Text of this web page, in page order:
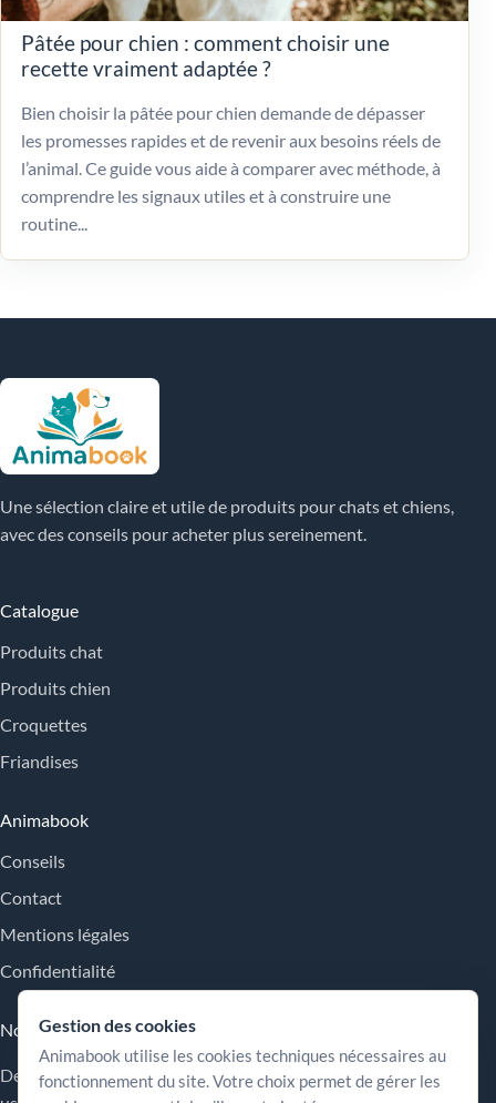
Pâtée pour chien : comment choisir une
recette vraiment adaptée ?
Bien choisir la pâtée pour chien demande de dépasser
les promesses rapides et de revenir aux besoins réels de
l’animal. Ce guide vous aide à comparer avec méthode, à
comprendre les signaux utiles et à construire une
routine...
Une sélection claire et utile de produits pour chats et chiens,
avec des conseils pour acheter plus sereinement.
Catalogue
Produits chat
Produits chien
Croquettes
Friandises
Animabook
Conseils
Contact
Mentions légales
Confidentialité
Nos engagements
Des repères simples pour comparer les offres, comprendre les
Gestion des cookies
Animabook utilise les cookies techniques nécessaires au
fonctionnement du site. Votre choix permet de gérer les